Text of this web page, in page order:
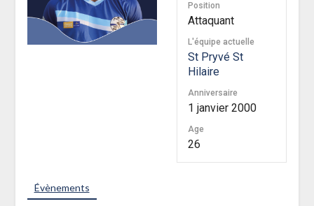
Position
Attaquant
L'équipe actuelle
St Pryvé St
Hilaire
Anniversaire
1 janvier 2000
Age
26
Évènements